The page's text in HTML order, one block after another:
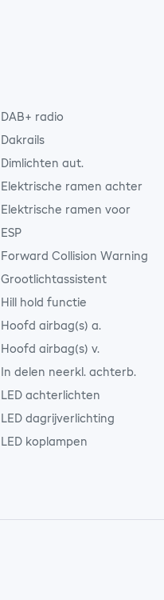
DAB+ radio
Dakrails
Dimlichten aut.
Elektrische ramen achter
Elektrische ramen voor
ESP
Forward Collision Warning
Grootlichtassistent
Hill hold functie
Hoofd airbag(s) a.
Hoofd airbag(s) v.
In delen neerkl. achterb.
LED achterlichten
LED dagrijverlichting
LED koplampen